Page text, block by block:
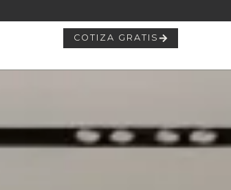
COTIZA GRATIS